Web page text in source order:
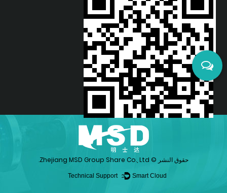
حقوق النشر © Zhejiang MSD Group Share Co., Ltd.
Technical Support ： Smart Cloud